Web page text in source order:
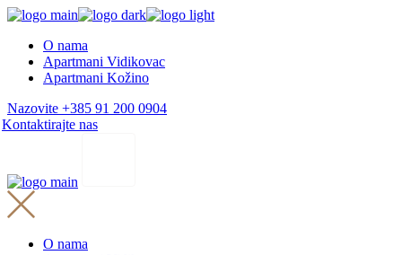
Skip
content
O nama
Apartmani Vidikovac
Apartmani Kožino
Nazovite +385 91 200 0904
Kontaktirajte nas
O nama